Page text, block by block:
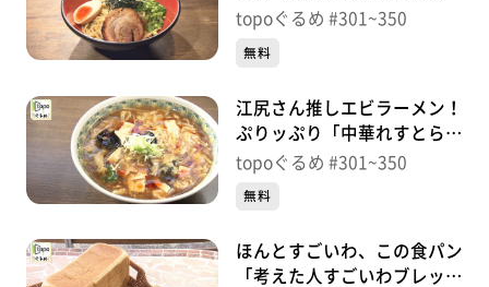
り！「麺屋政宗」（青葉区中
topoぐるめ #301~350
無料
江尻さん推しエビラーメン！
ぷりッぷり「中華れすとらん
とらの子」（青葉区中山）＃
topoぐるめ #301~350
無料
ほんとすごいわ、この食パン
「考えた人すごいわブレッド